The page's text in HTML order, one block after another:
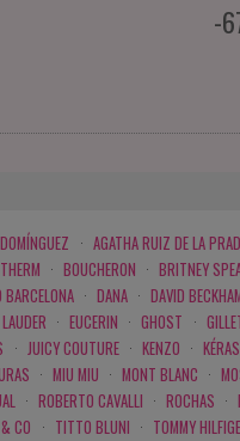
-
· AGATHA RUIZ DE LA
· BOUCHERON · BRITNEY
· DANA · DAVID
· EUCERIN · GHOST ·
· JUICY COUTURE · KENZO ·
· MIU MIU · MONT BLANC ·
· ROBERTO CAVALLI · ROCHAS ·
CO · TITTO BLUNI · TOMMY